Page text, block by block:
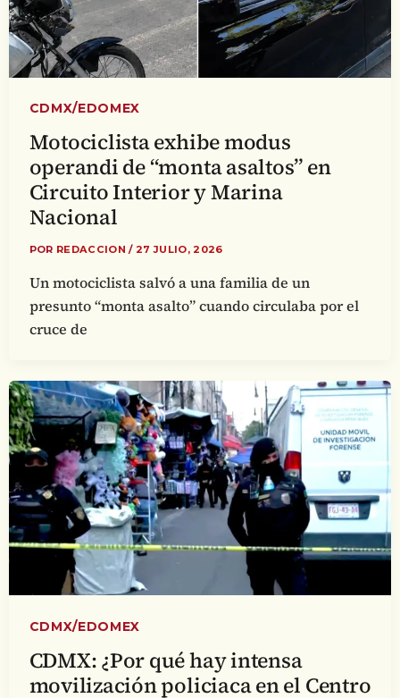
CDMX/EDOMEX
Motociclista exhibe modus
operandi de “monta asaltos” en
Circuito Interior y Marina
Nacional
POR REDACCION/ 27 JULIO, 2026
Un motociclista salvó a una familia de un
presunto “monta asalto” cuando circulaba por el
cruce de
CDMX/EDOMEX
CDMX: ¿Por qué hay intensa
movilización policiaca en el Centro